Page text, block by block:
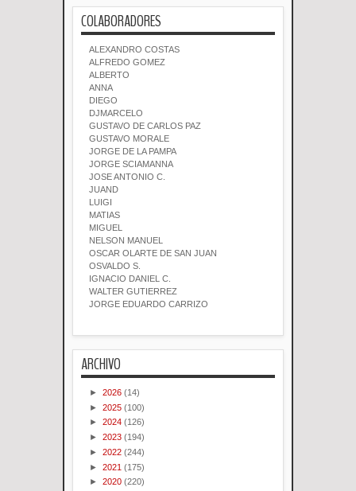
COLABORADORES
ALEXANDRO COSTAS
ALFREDO GOMEZ
ALBERTO
ANNA
DIEGO
DJMARCELO
GUSTAVO DE CARLOS PAZ
GUSTAVO MORALE
JORGE DE LA PAMPA
JORGE SCIAMANNA
JOSE ANTONIO C.
JUAND
LUIGI
MATIAS
MIGUEL
NELSON MANUEL
OSCAR OLARTE DE SAN JUAN
OSVALDO S.
IGNACIO DANIEL C.
WALTER GUTIERREZ
JORGE EDUARDO CARRIZO
ARCHIVO
► 2026 (14)
► 2025 (100)
► 2024 (126)
► 2023 (194)
► 2022 (244)
► 2021 (175)
► 2020 (220)